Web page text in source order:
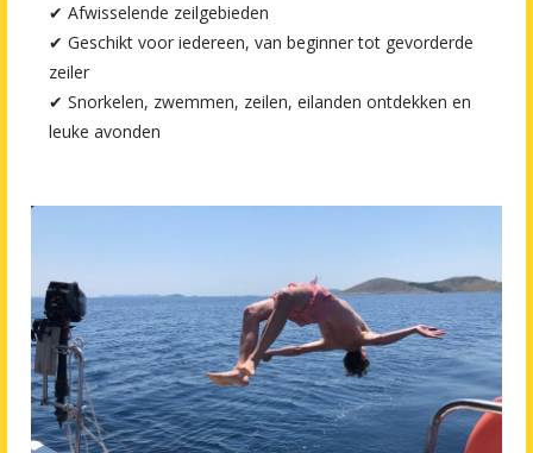
✔ Afwisselende zeilgebieden
✔ Geschikt voor iedereen, van beginner tot gevorderde
zeiler
✔ Snorkelen, zwemmen, zeilen, eilanden ontdekken en
leuke avonden